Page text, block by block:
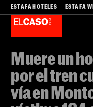
ESTAFA HOTELES ESTAFA
Muere un
por el tren
vía en